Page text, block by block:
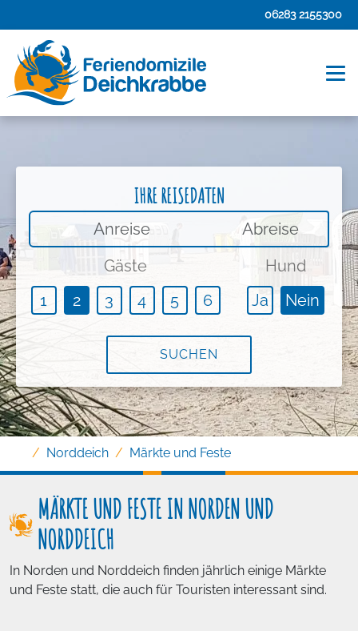
06283 2155300
IHRE REISEDATEN
An-/Abreise
Gäste
1
2 3 4 5 6
Hund
Ja
Nein
SUCHEN
Norddeich Märkte und Feste
MÄRKTE UND FESTE IN NORDEN UND
NORDDEICH
In Norden und Norddeich finden jährlich einige Märkte
und Feste statt, die auch für Touristen interessant sind.